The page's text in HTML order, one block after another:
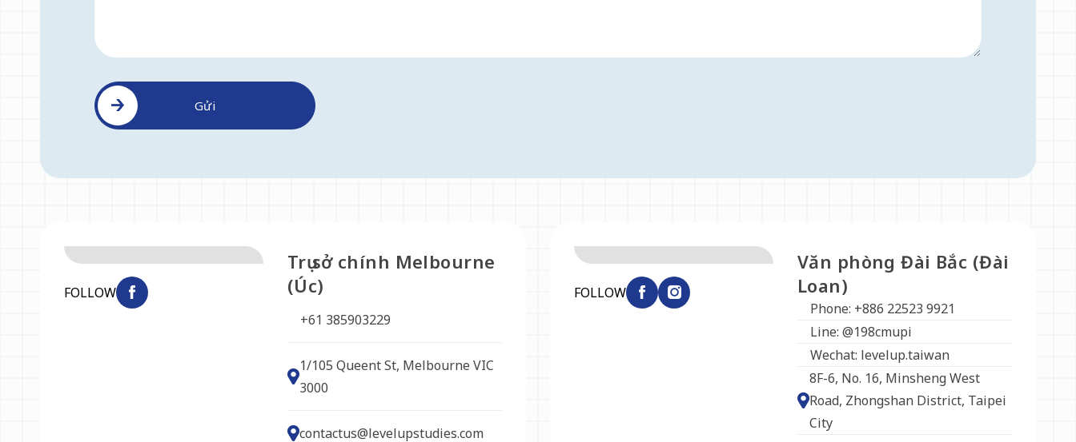
Gửi
FOLLOW
Trụ sở chính Melbourne
(Úc)
+61 385903229
1/105 Queent St, Melbourne VIC
3000
contactus@levelupstudies.com
FOLLOW
Văn phòng Đài Bắc (Đài
Loan)
Phone: +886 22523 9921
Line: @198cmupi
Wechat: levelup.taiwan
8F-6, No. 16, Minsheng West
Road, Zhongshan District, Taipei
City